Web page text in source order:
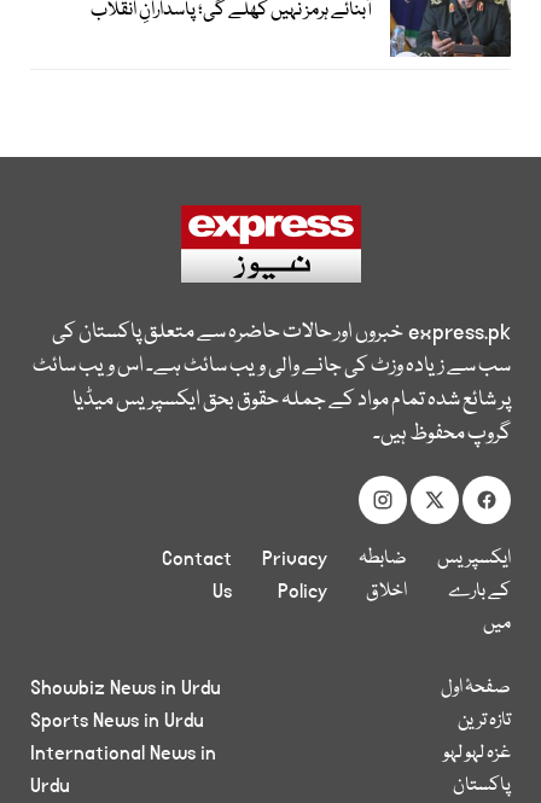
آبنائے ہرمز نہیں کھلے گی؛ پاسدارانِ انقلاب
express.pkخبروں اور حالات حاضرہ سے متعلق پاکستان کی
سب سے زیادہ وزٹ کی جانے والی ویب سائٹ ہے۔ اس ویب سائٹ
پر شائع شدہ تمام مواد کے جملہ حقوق بحق ایکسپریس میڈیا
گروپ محفوظ ہیں۔
ایکسپریس
کے بارے
میں
ضابطہ
اخلاق
Privacy
Policy
Contact
Us
صفحۂ اول
تازہ ترین
غزہ لہو لہو
پاکستان
Showbiz News in Urdu
Sports News in Urdu
International News in
Urdu